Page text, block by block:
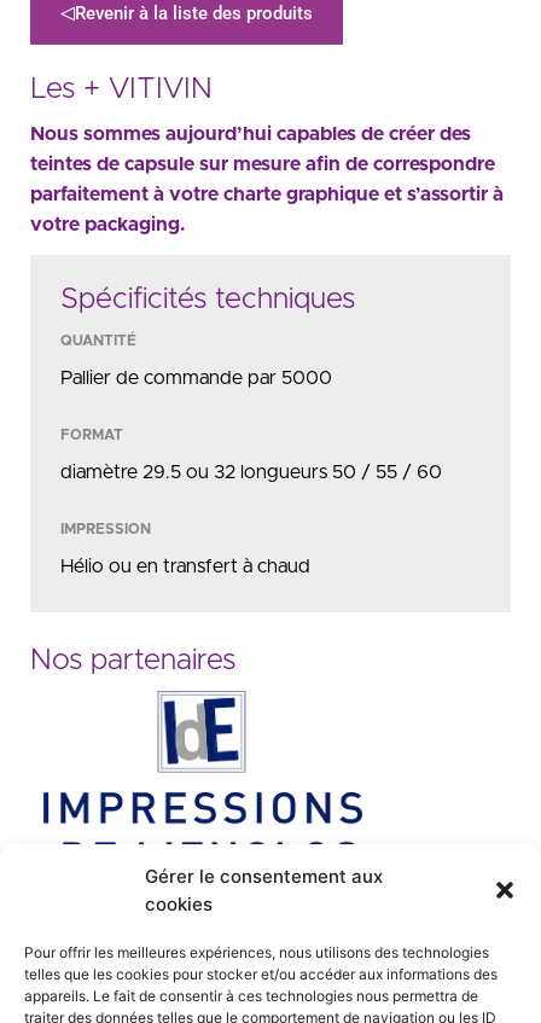
Gérer le consentement aux
cookies
Pour offrir les meilleures expériences, nous utilisons des technologies
telles que les cookies pour stocker et/ou accéder aux informations des
appareils. Le fait de consentir à ces technologies nous permettra de
traiter des données telles que le comportement de navigation ou les ID
Les + VITIVIN
Nous sommes aujourd’hui capables de créer des
teintes de capsule sur mesure afin de correspondre
parfaitement à votre charte graphique et s’assortir à
votre packaging.
Spécificités techniques
QUANTITÉ
Pallier de commande par 5000
FORMAT
diamètre 29.5 ou 32 longueurs 50 / 55 / 60
IMPRESSION
Hélio ou en transfert à chaud
Nos partenaires
Revenir à la liste des produits